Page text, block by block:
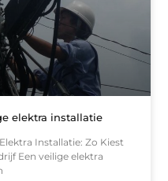
elektra installatie
Installatie: Zo Kiest
Een veilige elektra